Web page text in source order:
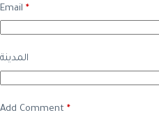
Email *
المدينة
Add Comment *